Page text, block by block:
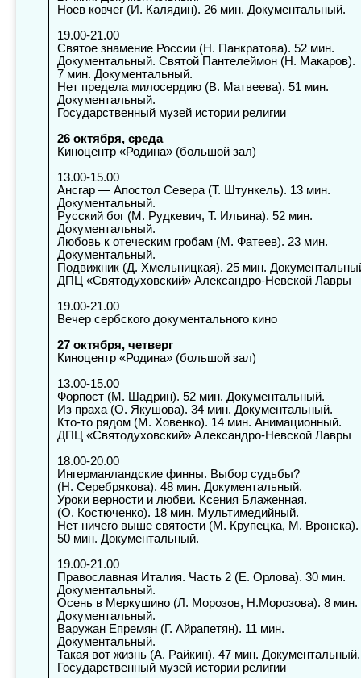
Ноев ковчег (И. Калядин). 26 мин. Документальный.
19.00-21.00
Святое знамение России (Н. Панкратова). 52 мин.
Документальный. Святой Пантелеймон (Н. Макаров).
7 мин. Документальный.
Нет предела милосердию (В. Матвеева). 51 мин.
Документальный.
Государственный музей истории религии
26 октября, среда
Киноцентр «Родина» (большой зал)
13.00-15.00
Ансгар — Апостол Севера (Т. Штункель). 13 мин.
Документальный.
Русский бог (М. Рудкевич, Т. Ильина). 52 мин.
Документальный.
Любовь к отеческим гробам (М. Фатеев). 23 мин.
Документальный.
Подвижник (Д. Хмельницкая). 25 мин.
ДПЦ «Святодуховский» Александро-Невской Лавры
19.00-21.00
Вечер сербского документального кино
27 октября, четверг
Киноцентр «Родина» (большой зал)
13.00-15.00
Форпост (М. Шадрин). 52 мин. Документальный.
Из праха (О. Якушова). 34 мин. Документальный.
Кто-то рядом (М. Ховенко). 14 мин. Анимационный.
ДПЦ «Святодуховский» Александро-Невской Лавры
18.00-20.00
Ингерманландские финны. Выбор судьбы?
(Н. Серебрякова). 48 мин. Документальный.
Уроки верности и любви. Ксения Блаженная.
(О. Костюченко). 18 мин. Мультимедийный.
Нет ничего выше святости (М. Крупецка, М. Вронска).
50 мин. Документальный.
19.00-21.00
Православная Италия. Часть 2 (Е. Орлова). 30 мин.
Документальный.
Осень в Меркушино (Л. Морозов, Н.Морозова). 8 мин.
Документальный.
Варужан Епремян (Г. Айрапетян). 11 мин.
Документальный.
Такая вот жизнь (А. Райкин). 47 мин. Документальный.
Государственный музей истории религии